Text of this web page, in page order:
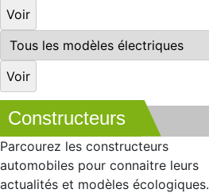
Constructeurs
Parcourez les constructeurs
automobiles pour connaitre leurs
actualités et modèles écologiques.